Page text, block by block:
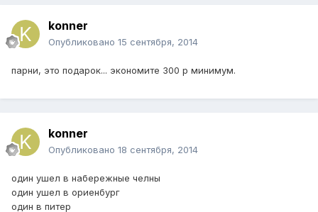
konner
Опубликовано 15 сентября, 2014
парни, это подарок... экономите 300 р минимум.
konner
Опубликовано 18 сентября, 2014
один ушел в набережные челны
один ушел в ориенбург
один в питер